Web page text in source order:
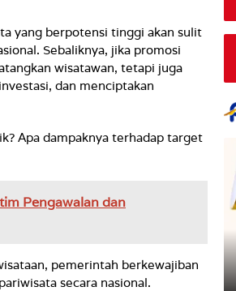
yang berpotensi tinggi akan sulit
Sebaliknya, jika promosi
wisatawan, tetapi juga
dan menciptakan
Apa dampaknya terhadap target
Pengawalan dan
pemerintah berkewajiban
secara nasional.